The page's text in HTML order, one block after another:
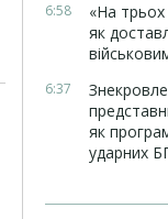
6:58
«На трьох
як
6:37
як
ударних